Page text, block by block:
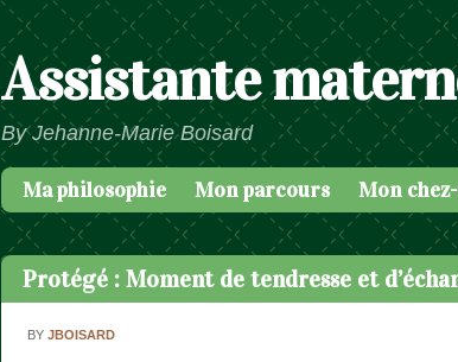
Assistante
By Jehanne-Marie Boisard
Menu
Passer au contenu
Ma philosophie Mon parcours Mon
Protégé : Moment de tendresse et
BYJBOISARD